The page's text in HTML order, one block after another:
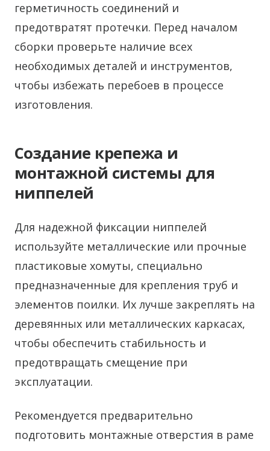
герметичность соединений и
предотвратят протечки. Перед началом
сборки проверьте наличие всех
необходимых деталей и инструментов,
чтобы избежать перебоев в процессе
изготовления.
Создание крепежа и
монтажной системы для
ниппелей
Для надежной фиксации ниппелей
используйте металлические или прочные
пластиковые хомуты, специально
предназначенные для крепления труб и
элементов поилки. Их лучше закреплять на
деревянных или металлических каркасах,
чтобы обеспечить стабильность и
предотвращать смещение при
эксплуатации.
Рекомендуется предварительно
подготовить монтажные отверстия в раме